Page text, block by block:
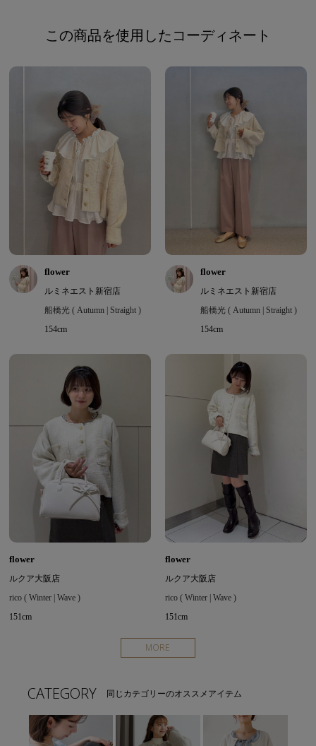
この商品を使用したコーディネート
flower
ルミネエスト新宿店
船橋光 ( Autumn | Straight )
154cm
flower
ルミネエスト新宿店
船橋光 ( Autumn | Straight )
154cm
flower
ルクア大阪店
rico ( Winter | Wave )
151cm
flower
ルクア大阪店
rico ( Winter | Wave )
151cm
MORE
CATEGORY 同じカテゴリーのオススメアイテム